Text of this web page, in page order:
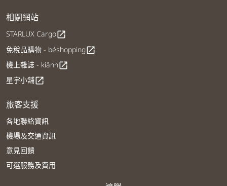
相關網站
STARLUX Cargoopen_in_new
免稅品購物 - béshoppingopen_in_new
機上雜誌 - kiânnopen_in_new
星宇小舖open_in_new
旅客支援
各地聯絡資訊
機場及交通資訊
意見回饋
可選服務及費用